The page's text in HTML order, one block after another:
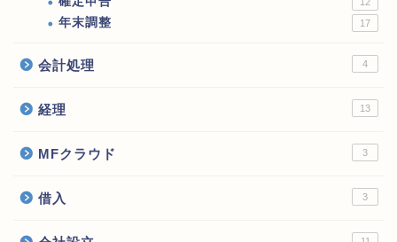
年末調整 17
会計処理 4
経理 13
MFクラウド 3
借入 3